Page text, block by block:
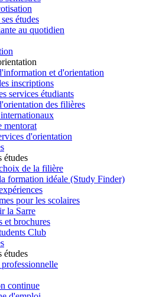
études
au quotidien
et d'orientation
inscriptions
services étudiants
des filières
mentorat
d'orientation
études
de la filière
formation idéale (Study Finder)
pour les scolaires
la Sarre
et brochures
Club
études
continue